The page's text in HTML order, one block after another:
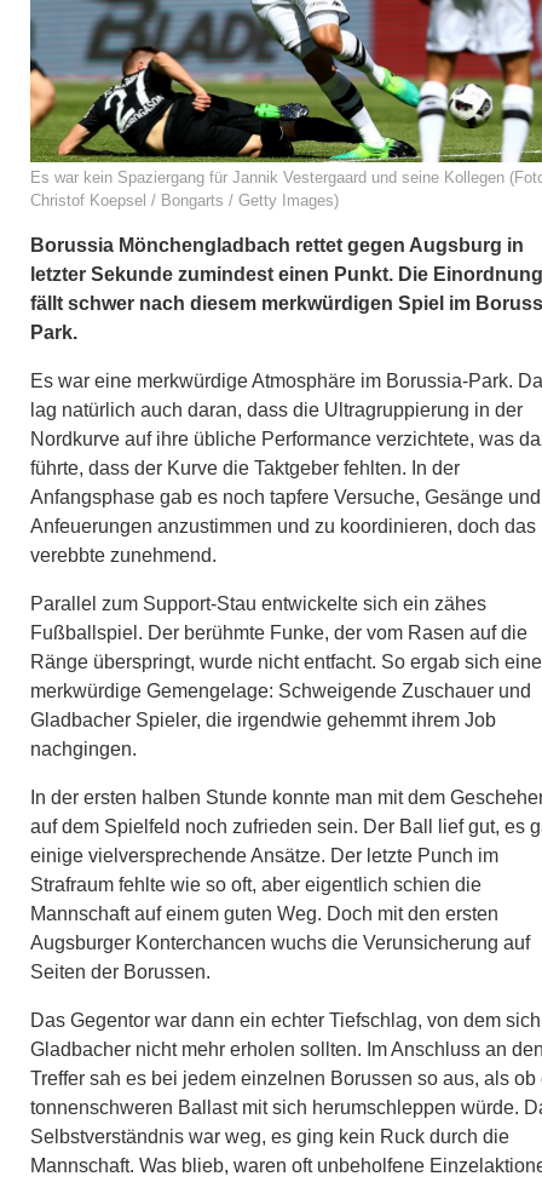
Es war kein Spaziergang für Jannik Vestergaard und seine Kollegen
Christof Koepsel / Bongarts / Getty Images)
Borussia Mönchengladbach rettet gegen Augsburg in
letzter Sekunde zumindest einen Punkt. Die Einordnung
fällt schwer nach diesem merkwürdigen Spiel im
Park.
Es war eine merkwürdige Atmosphäre im Borussia-Park.
lag natürlich auch daran, dass die Ultragruppierung in der
Nordkurve auf ihre übliche Performance verzichtete, was
führte, dass der Kurve die Taktgeber fehlten. In der
Anfangsphase gab es noch tapfere Versuche, Gesänge und
Anfeuerungen anzustimmen und zu koordinieren, doch das
verebbte zunehmend.
Parallel zum Support-Stau entwickelte sich ein zähes
Fußballspiel. Der berühmte Funke, der vom Rasen auf die
Ränge überspringt, wurde nicht entfacht. So ergab sich eine
merkwürdige Gemengelage: Schweigende Zuschauer und
Gladbacher Spieler, die irgendwie gehemmt ihrem Job
nachgingen.
In der ersten halben Stunde konnte man mit dem
auf dem Spielfeld noch zufrieden sein. Der Ball lief gut, es
einige vielversprechende Ansätze. Der letzte Punch im
Strafraum fehlte wie so oft, aber eigentlich schien die
Mannschaft auf einem guten Weg. Doch mit den ersten
Augsburger Konterchancen wuchs die Verunsicherung auf
Seiten der Borussen.
Das Gegentor war dann ein echter Tiefschlag, von dem
Gladbacher nicht mehr erholen sollten. Im Anschluss an
Treffer sah es bei jedem einzelnen Borussen so aus, als ob
tonnenschweren Ballast mit sich herumschleppen würde.
Selbstverständnis war weg, es ging kein Ruck durch die
Mannschaft. Was blieb, waren oft unbeholfene